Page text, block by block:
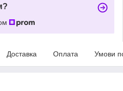
Доставка Оплата Умови